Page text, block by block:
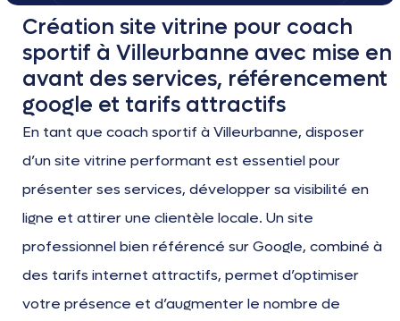
Création site vitrine pour coach
sportif à Villeurbanne avec mise en
avant des services, référencement
google et tarifs attractifs
En tant que coach sportif à Villeurbanne, disposer
d’un site vitrine performant est essentiel pour
présenter ses services, développer sa visibilité en
ligne et attirer une clientèle locale. Un site
professionnel bien référencé sur Google, combiné à
des tarifs internet attractifs, permet d’optimiser
votre présence et d’augmenter le nombre de